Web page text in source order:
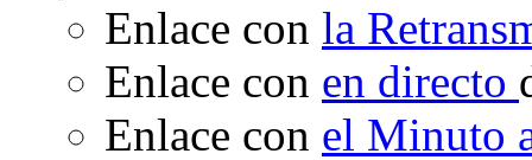
Enlace con la
Enlace con en directo
Enlace con el Minuto